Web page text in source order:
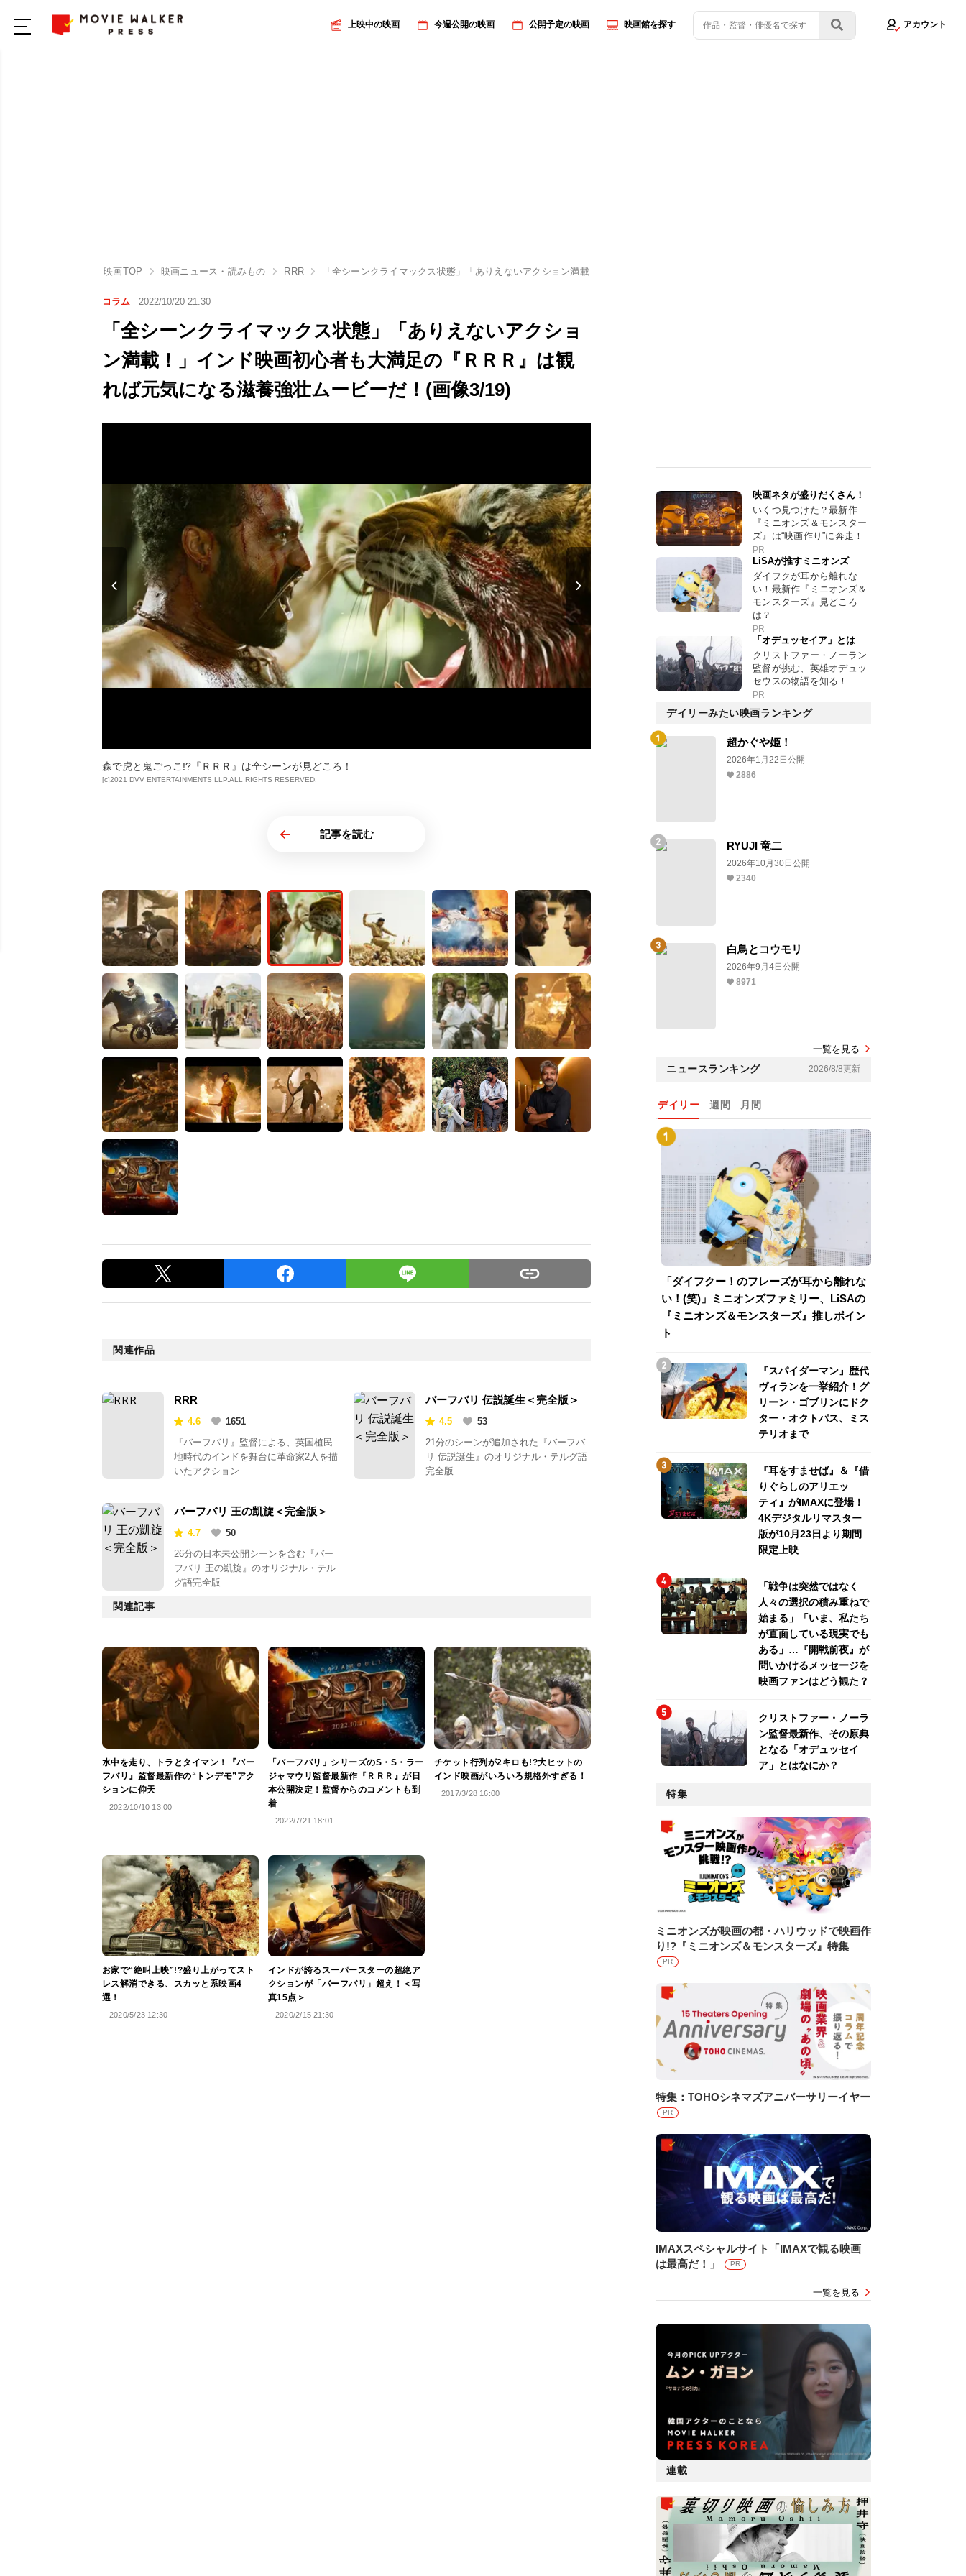
上映中の映画 今週公開の映画 公開予定の映画 映画館を探す アカウント
映画TOP 映画ニュース・読みもの RRR 「全シーンクライマックス状態」「ありえないアクション満載！」インド映画初心者も大満足の『ＲＲＲ』は観れば元気になる滋養強壮ムービーだ！
コラム 2022/10/20 21:30
「全シーンクライマックス状態」「ありえないアクショ
ン満載！」インド映画初心者も大満足の『ＲＲＲ』は観
れば元気になる滋養強壮ムービーだ！(画像3/19)
森で虎と鬼ごっこ!?『ＲＲＲ』は全シーンが見どころ！
[c]2021 DVV ENTERTAINMENTS LLP.ALL RIGHTS RESERVED.
記事を読む
関連作品
RRR
4.6
1651
『バーフバリ』監督による、英国植民
地時代のインドを舞台に革命家2人を描
いたアクション
バーフバリ 伝説誕生＜完全版＞
4.5
53
21分のシーンが追加された『バーフバ
リ 伝説誕生』のオリジナル・テルグ語
完全版
バーフバリ 王の凱旋＜完全版＞
4.7
50
26分の日本未公開シーンを含む『バー
フバリ 王の凱旋』のオリジナル・テル
グ語完全版
関連記事
水中を走り、トラとタイマン！『バー
フバリ』監督最新作の“トンデモ”アク
ションに仰天
2022/10/10 13:00
「バーフバリ」シリーズのS・S・ラー
ジャマウリ監督最新作『ＲＲＲ』が日
本公開決定！監督からのコメントも到
着
2022/7/21 18:01
チケット行列が2キロも!?大ヒットの
インド映画がいろいろ規格外すぎる！
2017/3/28 16:00
お家で“絶叫上映”!?盛り上がってスト
レス解消できる、スカッと系映画4
選！
2020/5/23 12:30
インドが誇るスーパースターの超絶ア
クションが「バーフバリ」超え！＜写
真15点＞
2020/2/15 21:30
映画ネタが盛りだくさん！
いくつ見つけた？最新作
『ミニオンズ＆モンスター
ズ』は“映画作り”に奔走！
PR
LiSAが推すミニオンズ
ダイフクが耳から離れな
い！最新作『ミニオンズ＆
モンスターズ』見どころ
は？
PR
「オデュッセイア」とは
クリストファー・ノーラン
監督が挑む、英雄オデュッ
セウスの物語を知る！
PR
デイリーみたい映画ランキング
超かぐや姫！
2026年1月22日公開
2886
RYUJI 竜二
2026年10月30日公開
2340
白鳥とコウモリ
2026年9月4日公開
8971
一覧を見る
ニュースランキング 2026/8/8更新
デイリー 週間 月間
「ダイフクー！のフレーズが耳から離れな
い！(笑)」ミニオンズファミリー、LiSAの
『ミニオンズ＆モンスターズ』推しポイン
ト
『スパイダーマン』歴代
ヴィランを一挙紹介！グ
リーン・ゴブリンにドク
ター・オクトパス、ミス
テリオまで
『耳をすませば』＆『借
りぐらしのアリエッ
ティ』がIMAXに登場！
4Kデジタルリマスター
版が10月23日より期間
限定上映
「戦争は突然ではなく
人々の選択の積み重ねで
始まる」「いま、私たち
が直面している現実でも
ある」…『開戦前夜』が
問いかけるメッセージを
映画ファンはどう観た？
クリストファー・ノーラ
ン監督最新作、その原典
となる「オデュッセイ
ア」とはなにか？
特集
ミニオンズが映画の都・ハリウッドで映画作
り!?『ミニオンズ＆モンスターズ』特集
PR
特集：TOHOシネマズアニバーサリーイヤー
PR
IMAXスペシャルサイト「IMAXで観る映画
は最高だ！」
PR
一覧を見る
連載